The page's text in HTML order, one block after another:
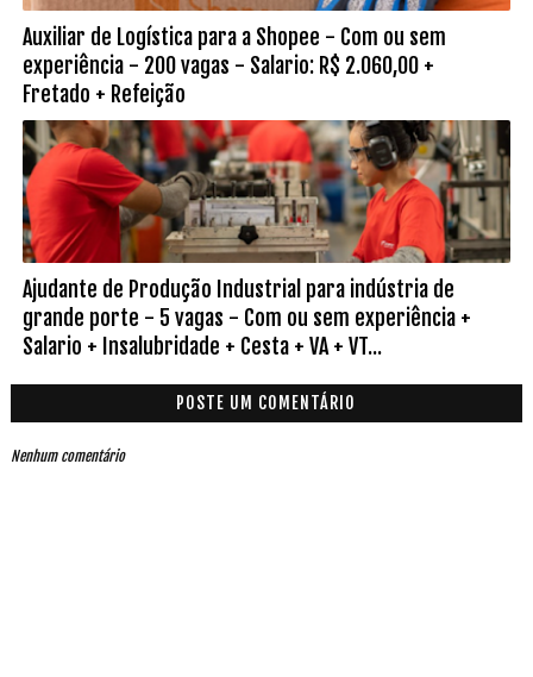
Auxiliar de Logística para a Shopee - Com ou sem
experiência - 200 vagas - Salario: R$ 2.060,00 +
Fretado + Refeição
Ajudante de Produção Industrial para indústria de
grande porte - 5 vagas - Com ou sem experiência +
Salario + Insalubridade + Cesta + VA + VT...
POSTE UM COMENTÁRIO
Nenhum comentário